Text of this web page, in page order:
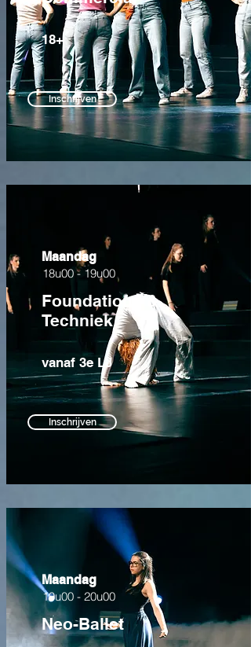
18+
Inschrijven
Maandag
18u00 - 19u00
Foundations &
Techniek
vanaf 3e LJ
Inschrijven
Maandag
19u00 - 20u00
Neo-Ballet